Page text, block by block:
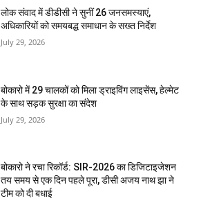
लोक संवाद में डीडीसी ने सुनीं 26 जनसमस्याएं,
अधिकारियों को समयबद्ध समाधान के सख्त निर्देश
July 29, 2026
बोकारो में 29 चालकों को मिला ड्राइविंग लाइसेंस, हेल्मेट
के साथ सड़क सुरक्षा का संदेश
July 29, 2026
बोकारो ने रचा रिकॉर्ड: SIR-2026 का डिजिटाइजेशन
तय समय से एक दिन पहले पूरा, डीसी अजय नाथ झा ने
टीम को दी बधाई